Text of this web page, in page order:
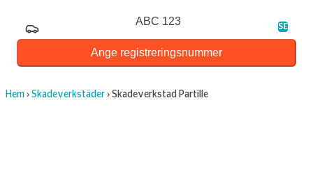
SE
Ange registreringsnummer
Hem › Skadeverkstäder › Skadeverkstad Partille